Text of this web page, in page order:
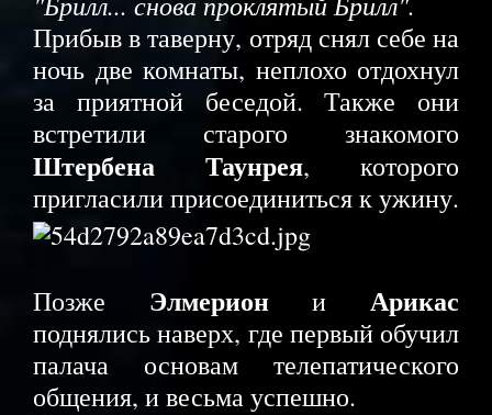
Прибыв в таверну, отряд снял себе на
ночь две комнаты, неплохо отдохнул
за приятной беседой. Также они
встретили старого знакомого
Штербена Таунрея, которого
пригласили присоединиться к ужину.
Позже ЭлмериониАрикас
поднялись наверх, где первый обучил
палача основам телепатического
общения, и весьма успешно.